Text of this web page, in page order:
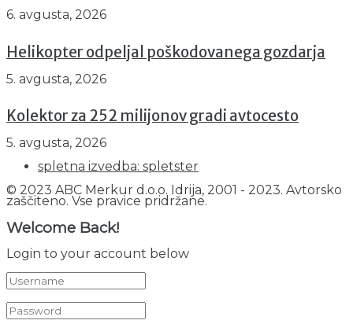
6. avgusta, 2026
Helikopter odpeljal poškodovanega gozdarja
5. avgusta, 2026
Kolektor za 252 milijonov gradi avtocesto
5. avgusta, 2026
spletna izvedba: spletster
© 2023 ABC Merkur d.o.o. Idrija, 2001 - 2023. Avtorsko
zaščiteno. Vse pravice pridržane.
Welcome Back!
Login to your account below